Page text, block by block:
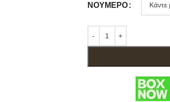
ΝΟΎΜΕΡΟ